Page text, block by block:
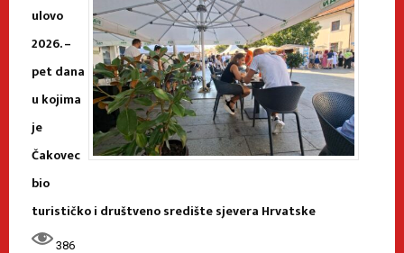
ulovo
2026. –
pet dana
u kojima
je
Čakovec
bio
turističko i društveno središte sjevera Hrvatske
386